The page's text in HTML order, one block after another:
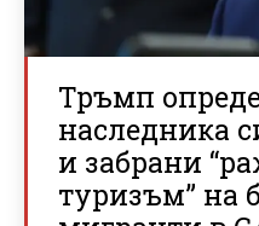
Тръмп
наследника
и забрани
туризъм” на